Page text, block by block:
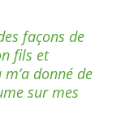
façons de
fils et
donné de
sur mes